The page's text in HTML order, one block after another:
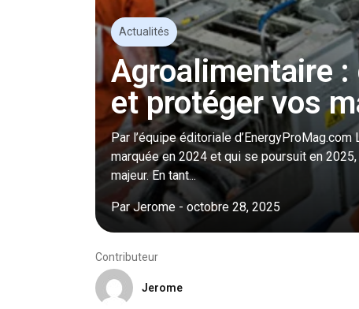
Actualités
Agroalimentaire
et protéger vos
Par l’équipe éditoriale
marquée en 2024 et qui se poursuit en
majeur. En tant...
ParJerome - octobre 28, 2025
Contributeur
Jerome